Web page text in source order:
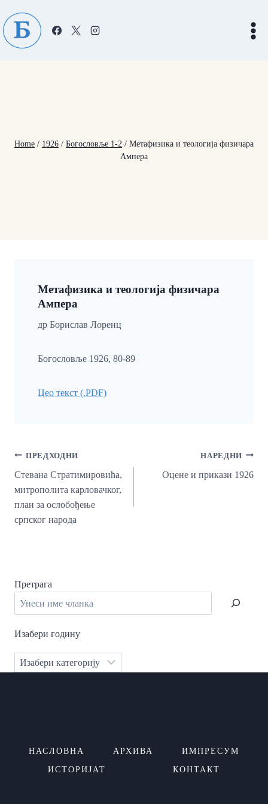
to
content
Home / 1926 / Богословље 1-2 / Метафизика и теологија физичара
Ампера
Метафизика и теологија физичара
Ампера
др Борислав Лоренц
Богословље 1926, 80-89
Цео текст (.PDF)
Кретање
ПРЕДХОДНИ
Стевана Стратимировића,
митрополита карловачког,
план за ослобођење
српског народа
НАРЕДНИ
Оцене и прикази 1926
Претрага
Изабери годину
Категорије
НАСЛОВНА АРХИВА ИМПРЕСУМ
ИСТОРИЈАТ КОНТАКТ